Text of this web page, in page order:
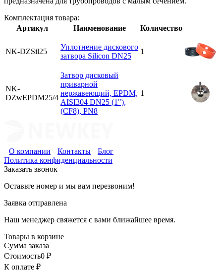
Комплектация товара:
Артикул
Наименование Количество
NK-DZSil25
Уплотнение дискового
затвора Silicon DN25
1
NK-
DZwEPDM25/4
Затвор дисковый
приварной
нержавеющий, EPDM,
AISI304 DN25 (1"),
(CF8), PN8
1
О компании Контакты
Блог
Политика конфиденциальности
Заказать звонок
Оставьте номер и мы вам перезвоним!
Заявка отправлена
Наш менеджер свяжется с вами ближайшее время.
Товары в корзине
Сумма заказа
Стоимость0 ₽
К оплате ₽